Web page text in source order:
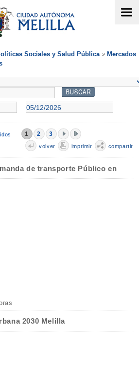
Sociales y Salud Pública
Mercados
1 2 3
volver imprimir compartir
de transporte Público en
2030 Melilla